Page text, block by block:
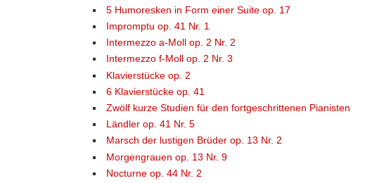
5 Humoresken in Form einer Suite op. 17
Impromptu op. 41 Nr. 1
Intermezzo a-Moll op. 2 Nr. 2
Intermezzo f-Moll op. 2 Nr. 3
Klavierstücke op. 2
6 Klavierstücke op. 41
Zwölf kurze Studien für den fortgeschrittenen Pianisten
Ländler op. 41 Nr. 5
Marsch der lustigen Brüder op. 13 Nr. 2
Morgengrauen op. 13 Nr. 9
Nocturne op. 44 Nr. 2